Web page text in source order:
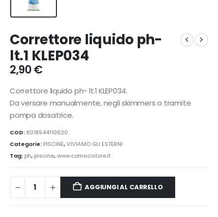
Correttore liquido ph-
lt.1 KLEP034
2,90€
Correttore liquido ph- lt.1 KLEP034.
Da versare manualmente, negli skimmers o tramite
pompa dosatrice.
COD: 8018544110620
Categorie: PISCINE,VIVIAMO GLI ESTERNI
Tag: ph, piscine,www.comacistore.it
AGGIUNGI AL CARRELLO